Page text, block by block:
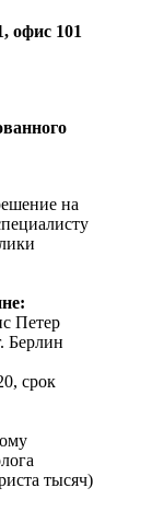
офис 101
на
Петер
Берлин
срок
тысяч)